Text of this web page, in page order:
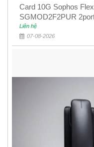
Card 10G Sophos
SGMOD2F2PUR
Liên hệ
07-08-2026